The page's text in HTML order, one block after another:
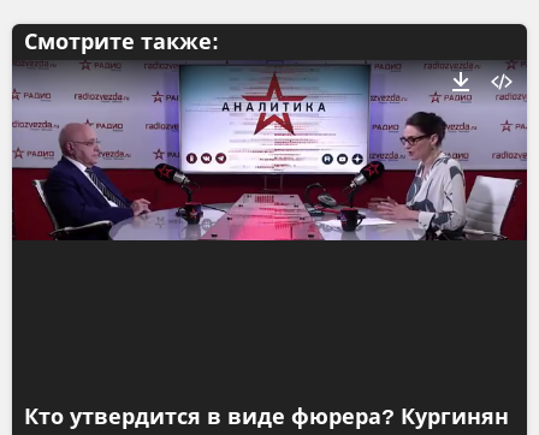
Смотрите также:
Кто утвердится в виде фюрера? Кургинян